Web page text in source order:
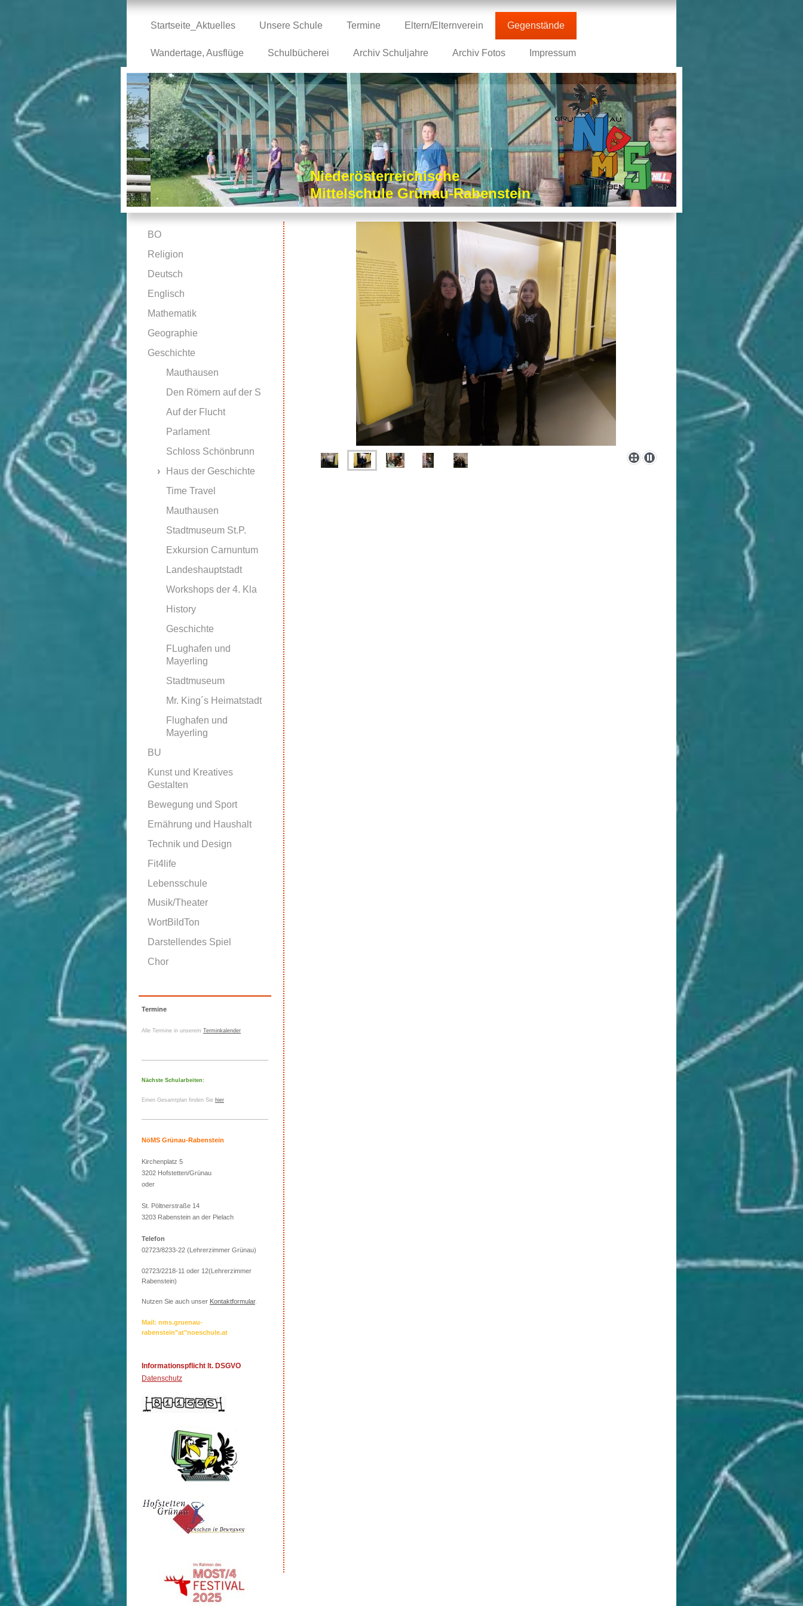
Startseite_Aktuelles Unsere Schule Termine Eltern/Elternverein Gegenstände
Wandertage, Ausflüge Schulbücherei Archiv Schuljahre Archiv Fotos Impressum
Niederösterreichische
Mittelschule Grünau-Rabenstein
BO
Religion
Deutsch
Englisch
Mathematik
Geographie
Geschichte
Mauthausen
Den Römern auf der S
Auf der Flucht
Parlament
Schloss Schönbrunn
Haus der Geschichte
Time Travel
Mauthausen
Stadtmuseum St.P.
Exkursion Carnuntum
Landeshauptstadt
Workshops der 4. Kla
History
Geschichte
FLughafen und
Mayerling
Stadtmuseum
Mr. King´s Heimatstadt
Flughafen und
Mayerling
BU
Kunst und Kreatives
Gestalten
Bewegung und Sport
Ernährung und Haushalt
Technik und Design
Fit4life
Lebensschule
Musik/Theater
WortBildTon
Darstellendes Spiel
Chor
Termine
Alle Termine in unserem Terminkalender
Nächste Schularbeiten:
Einen Gesamtplan finden Sie hier
NöMS Grünau-Rabenstein
Kirchenplatz 5
3202 Hofstetten/Grünau
oder
St. Pöltnerstraße 14
3203 Rabenstein an der Pielach
Telefon
02723/8233-22 (Lehrerzimmer Grünau)
02723/2218-11 oder 12(Lehrerzimmer
Rabenstein)
Nutzen Sie auch unser Kontaktformular.
Mail: nms.gruenau-
rabenstein"at"noeschule.at
Informationspflicht lt. DSGVO
Datenschutz